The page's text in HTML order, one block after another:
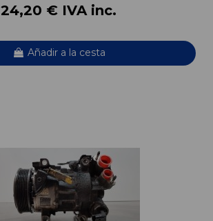
24,20 € IVA inc.
Añadir a la cesta